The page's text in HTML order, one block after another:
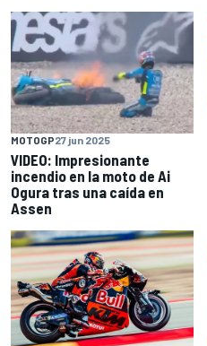
MOTOGP27 jun 2025
VIDEO: Impresionante
incendio en la moto de Ai
Ogura tras una caída en
Assen